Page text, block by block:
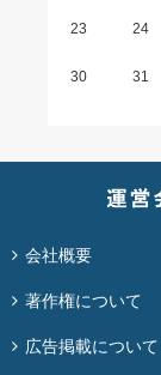
23 24
30 31
会社概要
著作権について
広告掲載について